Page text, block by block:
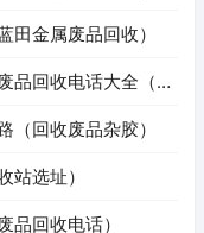
田金属废品回收）
回收电话大全（温
（回收废品杂胶）
站选址）
品回收电话）